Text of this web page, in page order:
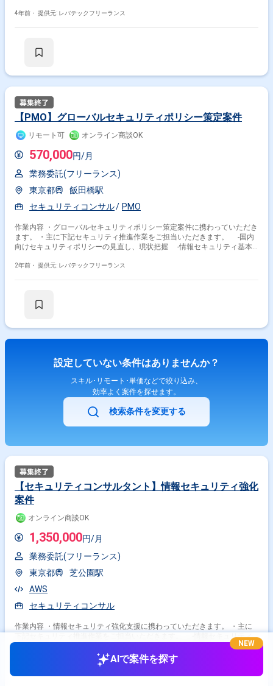
告 -不審メール対応訓練の計画、実行、結果分析、報告 -クライアント担当
4年前・ 提供元: レバテックフリーランス
【PMO】グローバルセキュリティポリシー策定案件
リモート可 オンライン商談OK
570,000円/月
業務委託(フリーランス)
東京都
飯田橋駅
セキュリティコンサル
PMO
作業内容 ・グローバルセキュリティポリシー策定案件に携わっていただき
ます。 ・主に下記セキュリティ推進作業をご担当いただきます。 -国内
向けセキュリティポリシーの見直し、現状把握 -情報セキュリティ基本
ュリティポリシーの策定、展開 -グループ情報セキュリティ規程の策定
2年前・ 提供元: レバテックフリーランス
設定していない条件はありませんか？
スキル･リモート･単価などで絞り込み、
効率よく案件を探せます。
検索条件を変更する
【セキュリティコンサルタント】情報セキュリティ強化
案件
オンライン商談OK
1,350,000円/月
業務委託(フリーランス)
東京都
芝公園駅
AWS
セキュリティコンサル
作業内容 ・情報セキュリティ強化支援に携わっていただきます。 ・主に
下記セキュリティ推進作業をご担当いただきます。 -情報セキュリティ
およびガバナンス、リスク、コンプライアンスの戦略に基づくロードマッ
プ策定、企画補助 -情報セキュリティリスクマネジメント推進全般の実
務およびサポート -システムに対するセキュリティ企画および実行 -シ
ステムの開発から運用におけるセキュリティ対策全般の支援 -セキュリ
提供元: レバテックフリーランスAIで案件を探す
NEW